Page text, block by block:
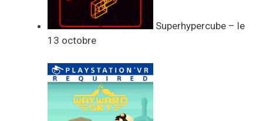
Superhypercube – le
13 octobre